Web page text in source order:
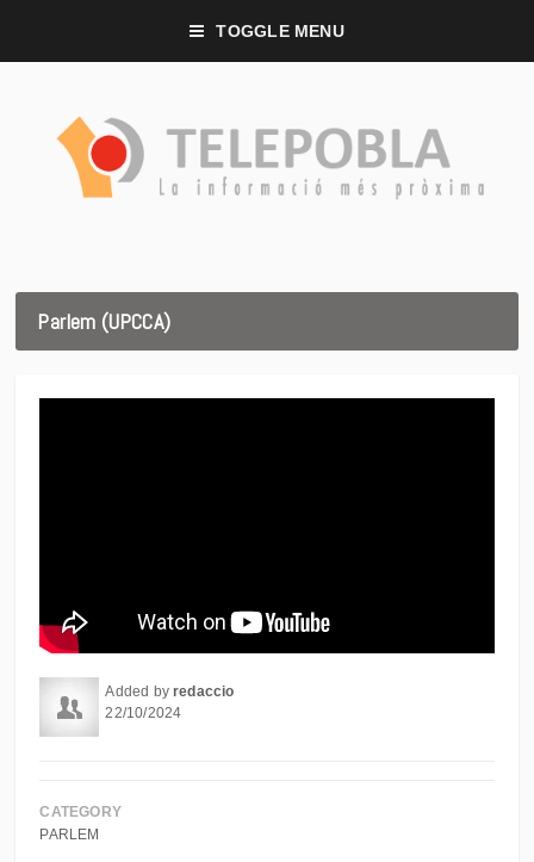
TOGGLE MENU
Parlem (UPCCA)
Added byredaccio
22/10/2024
CATEGORY
PARLEM